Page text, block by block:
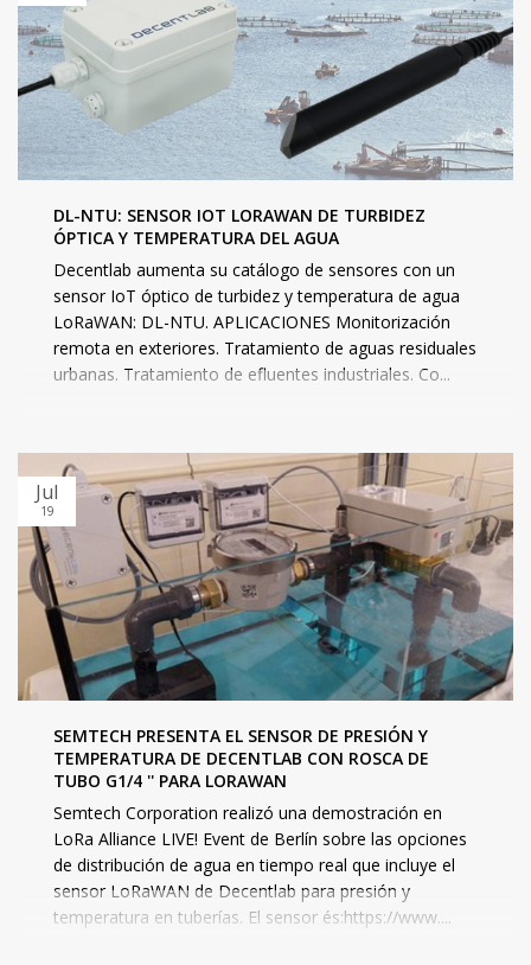
DL-NTU: SENSOR IOT LORAWAN DE TURBIDEZ
ÓPTICA Y TEMPERATURA DEL AGUA
Decentlab aumenta su catálogo de sensores con un
sensor IoT óptico de turbidez y temperatura de agua
LoRaWAN: DL-NTU. APLICACIONES Monitorización
remota en exteriores. Tratamiento de aguas residuales
urbanas. Tratamiento de efluentes industriales. Co...
Jul
19
SEMTECH PRESENTA EL SENSOR DE PRESIÓN Y
TEMPERATURA DE DECENTLAB CON ROSCA DE
TUBO G1/4 '' PARA LORAWAN
Semtech Corporation realizó una demostración en
LoRa Alliance LIVE! Event de Berlín sobre las opciones
de distribución de agua en tiempo real que incluye el
sensor LoRaWAN de Decentlab para presión y
temperatura en tuberías. El sensor és:https://www....